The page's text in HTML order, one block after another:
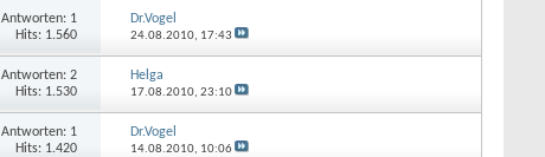
Antworten: 1
Hits: 1.560
Dr.Vogel
24.08.2010, 17:43
Antworten: 2
Hits: 1.530
Helga
17.08.2010, 23:10
Antworten: 1
Hits: 1.420
Dr.Vogel
14.08.2010, 10:06